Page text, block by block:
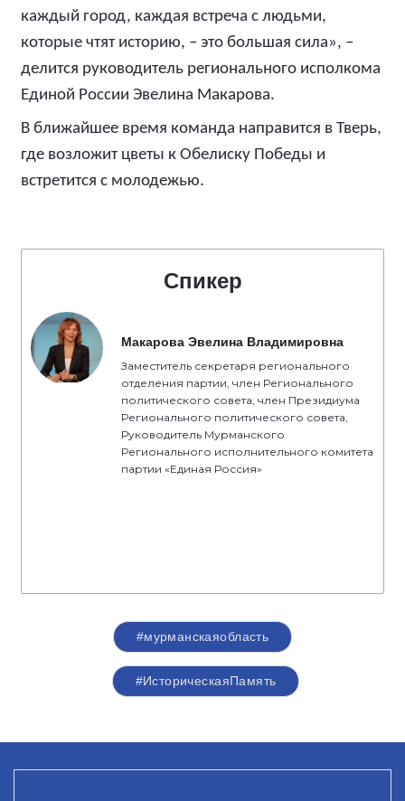
каждый город, каждая встреча с людьми,
которые чтят историю, – это большая сила», –
делится руководитель регионального исполкома
Единой России Эвелина Макарова.
В ближайшее время команда направится в Тверь,
где возложит цветы к Обелиску Победы и
встретится с молодежью.
Спикер
Макарова Эвелина Владимировна
Заместитель секретаря регионального
отделения партии, член Регионального
политического совета, член Президиума
Регионального политического совета,
Руководитель Мурманского
Регионального исполнительного комитета
партии «Единая Россия»
#мурманскаяобласть
#ИсторическаяПамять